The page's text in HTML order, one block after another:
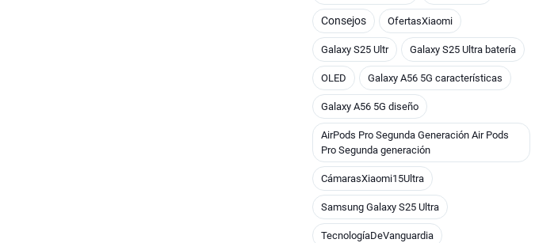
Consejos OfertasXiaomi
Galaxy S25 Ultr Galaxy S25 Ultra batería
OLED Galaxy A56 5G características
Galaxy A56 5G diseño
AirPods Pro Segunda Generación Air Pods
Pro Segunda generación
CámarasXiaomi15Ultra
Samsung Galaxy S25 Ultra
TecnologíaDeVanguardia